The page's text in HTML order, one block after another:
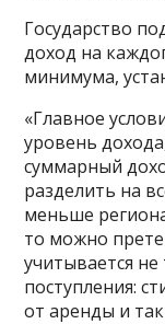
Государство
доход на
минимума,
«Главное
уровень
суммарный
разделить на
меньше
то можно
учитывается
поступления:
от аренды и так